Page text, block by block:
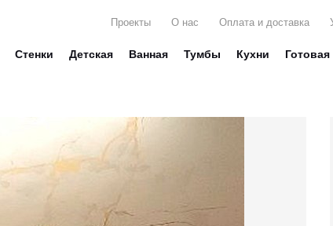
Проекты О нас Оплата и доставка
Стенки Детская Ванная Тумбы Кухни